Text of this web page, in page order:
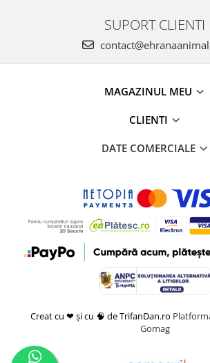
SUPORT CLIENTI
MAGAZINUL MEU
CLIENTI
DATE COMERCIALE
Creat cu ❤ și cu 🧠 de TrifanDan.ro
Gomag